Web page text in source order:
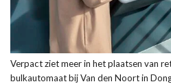
Verpact ziet meer in het plaatsen van
bulkautomaat bij Van den Noort in